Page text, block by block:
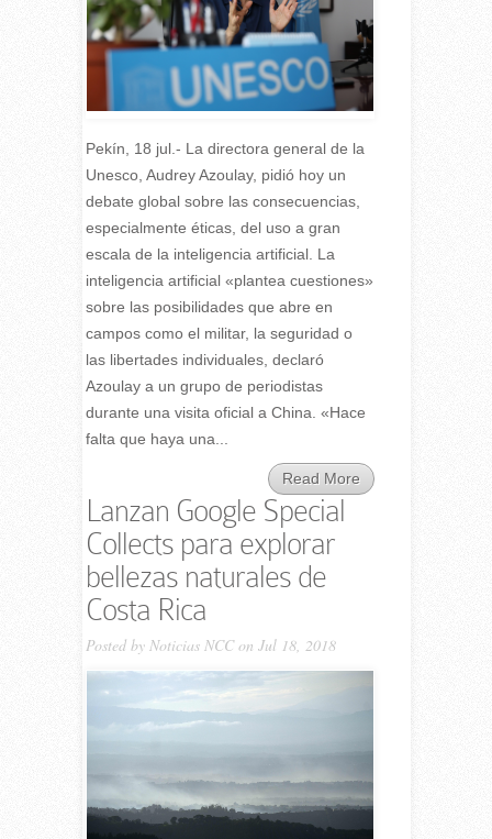
Pekín, 18 jul.- La directora general de la
Unesco, Audrey Azoulay, pidió hoy un
debate global sobre las consecuencias,
especialmente éticas, del uso a gran
escala de la inteligencia artificial. La
inteligencia artificial «plantea cuestiones»
sobre las posibilidades que abre en
campos como el militar, la seguridad o
las libertades individuales, declaró
Azoulay a un grupo de periodistas
durante una visita oficial a China. «Hace
falta que haya una...
Read More
Lanzan Google Special
Collects para explorar
bellezas naturales de
Costa Rica
Posted by Noticias NCCon Jul 18, 2018